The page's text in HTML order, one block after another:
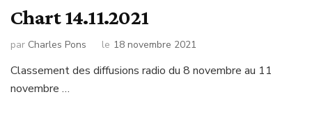
Chart 14.11.2021
par Charles Pons le 18 novembre 2021
Classement des diffusions radio du 8 novembre au 11
novembre …